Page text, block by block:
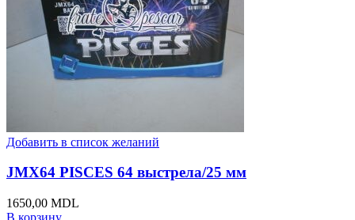
Добавить в список желаний
JMX64 PISCES 64 выстрела/25 мм
1650,00 MDL